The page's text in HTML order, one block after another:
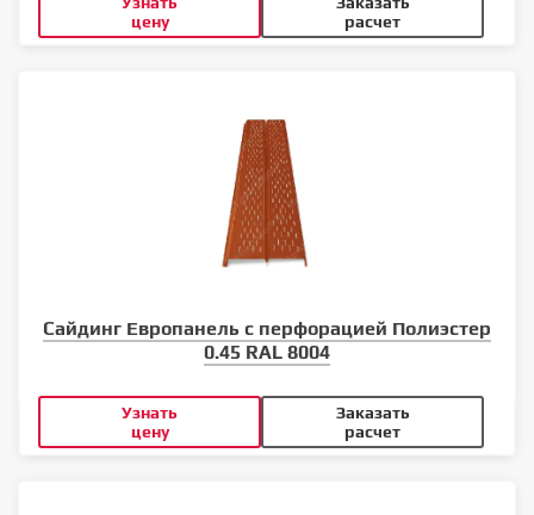
цену
расчет
Сайдинг Европанель с перфорацией Полиэстер
0.45 RAL 8004
Узнать
цену
Заказать
расчет